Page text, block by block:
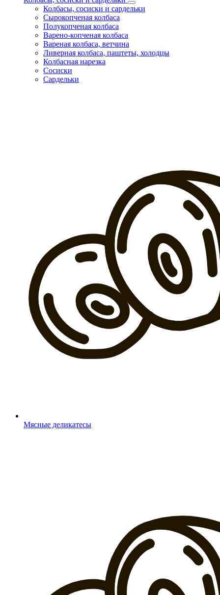
Колбасы, сосиски и сардельки
Сырокопченая колбаса
Полукопченая колбаса
Варено-копченая колбаса
Вареная колбаса, ветчина
Ливерная колбаса, паштеты, холодцы
Колбасная нарезка
Сосиски
Сардельки
Мясные деликатесы